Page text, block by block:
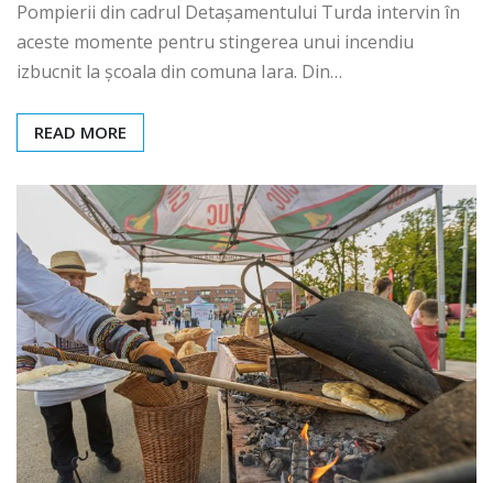
Pompierii din cadrul Detașamentului Turda intervin în
aceste momente pentru stingerea unui incendiu
izbucnit la școala din comuna Iara. Din…
READ MORE